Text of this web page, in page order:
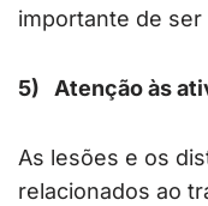
importante de ser
5) Atenção às
As lesões e os
relacionados ao